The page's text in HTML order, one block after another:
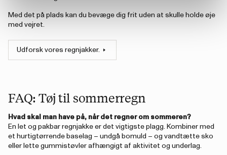
Med det på plads kan du bevæge dig frit uden at skulle holde øje
med vejret.
Udforsk vores regnjakker.
FAQ: Tøj til sommerregn
Hvad skal man have på, når det regner om sommeren?
En let og pakbar regnjakke er det vigtigste plagg. Kombiner med
et hurtigtørrende baselag – undgå bomuld – og vandtætte sko
eller lette gummistøvler afhængigt af aktivitet og underlag.